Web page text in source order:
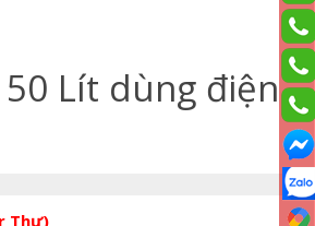
Lít dùng điện
Thư)